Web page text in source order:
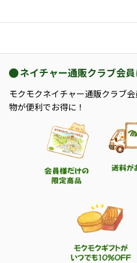
ネイチャー通販クラブ会
モクモクネイチャー通販クラブ
物が便利でお得に！